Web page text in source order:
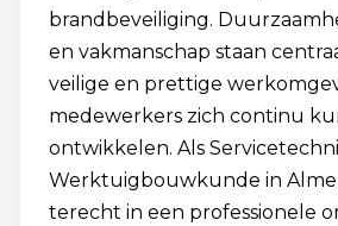
brandbeveiliging.
en vakmanschap staan
veilige en prettige
medewerkers zich continu
ontwikkelen. Als
Werktuigbouwkunde in
terecht in een professionele